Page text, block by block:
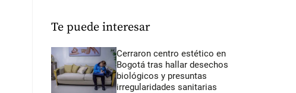
Te puede interesar
Cerraron centro estético en
Bogotá tras hallar desechos
biológicos y presuntas
irregularidades sanitarias